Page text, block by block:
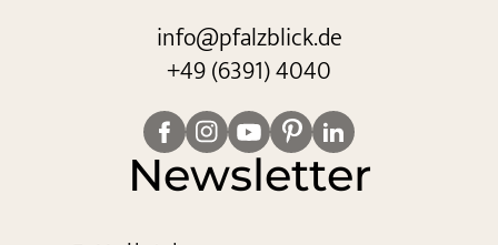
info@pfalzblick.de
+49 (6391) 4040
Newsletter